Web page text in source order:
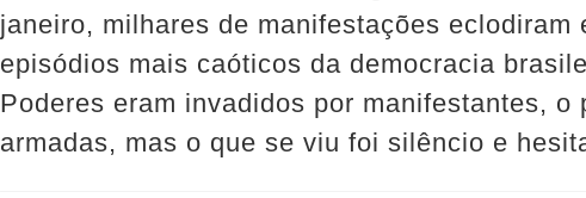
janeiro, milhares de manifestações eclodiram
episódios mais caóticos da democracia
Poderes eram invadidos por manifestantes, o
armadas, mas o que se viu foi silêncio e